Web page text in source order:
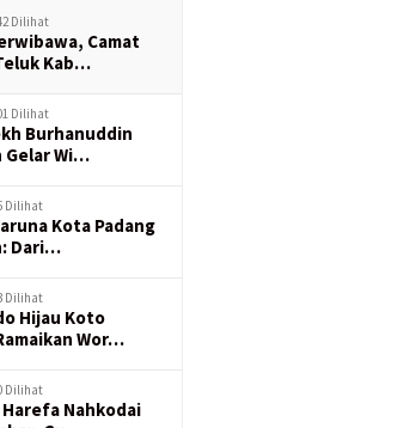
Dilihat
Camat
Kab…
Dilihat
Burhanuddin
Gelar Wi…
Dilihat
Kota Padang
Dari…
Dilihat
Hijau Koto
Wor…
Dilihat
Nahkodai